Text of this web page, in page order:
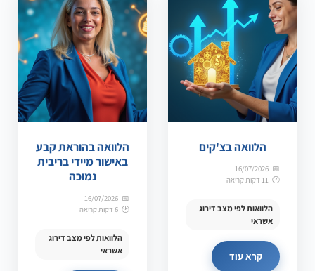
הלוואה בצ'קים
16/07/2026
11 דקות קריאה
הלוואות לפי מצב דירוג
אשראי
קרא עוד
הלוואה בהוראת קבע
באישור מיידי בריבית
נמוכה
16/07/2026
6 דקות קריאה
הלוואות לפי מצב דירוג
אשראי